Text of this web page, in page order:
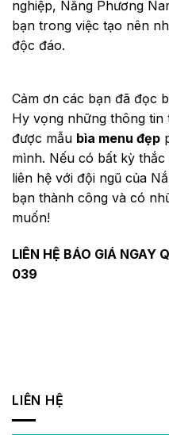
nghiệp, Nắng Phương
bạn trong việc tạo nên
độc đáo.
Cảm ơn các bạn đã đọc
Hy vọng những thông
được mẫu bìa menu đẹp
mình. Nếu có bất kỳ
liên hệ với đội ngũ của
bạn thành công và có
muốn!
LIÊN HỆ BÁO GIÁ NGAY
039
LIÊN HỆ